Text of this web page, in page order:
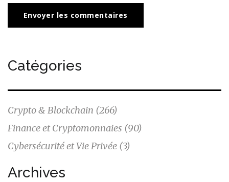
Envoyer les commentaires
Catégories
Crypto & Blockchain (266)
Finance et Cryptomonnaies (90)
Cybersécurité et Vie Privée (3)
Archives